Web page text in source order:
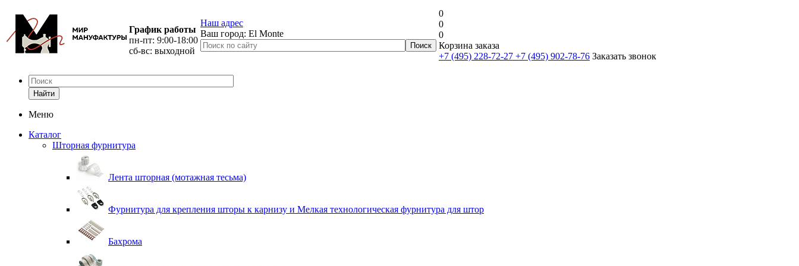
График работы
пн-пт: 9:00-18:00
сб-вс: выходной
Наш адрес
Ваш город: El Monte
0
0
0
Корзина заказа
+7 (495) 228-72-27 +7 (495) 902-78-76 Заказать звонок
Найти
Меню
Каталог
Шторная фурнитура
Лента шторная (мотажная тесьма)
Фурнитура для крепления шторы к карнизу и Мелкая технологическая фурнитура для штор
Бахрома